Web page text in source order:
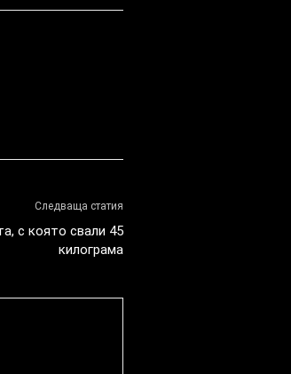
Следваща статия
с която свали 45
килограма